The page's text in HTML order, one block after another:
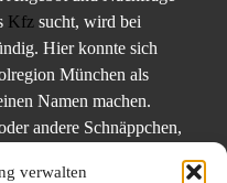
verwalten
Kfz sucht, wird bei
Hier konnte sich
München als
Namen machen.
andere Schnäppchen,